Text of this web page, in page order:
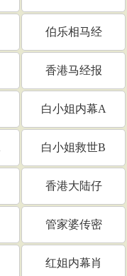
伯乐相马经
香港马经报
白小姐内幕A
白小姐救世B
香港大陆仔
管家婆传密
红姐内幕肖